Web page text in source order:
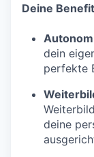
Deine
dein
perfekte
deine